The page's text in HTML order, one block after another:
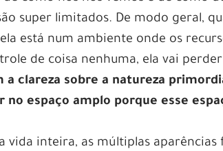
super limitados. De modo geral,
está num ambiente onde os
de coisa nenhuma, ela vai
a clareza sobre a natureza
espaço amplo porque esse
vida inteira, as múltiplas